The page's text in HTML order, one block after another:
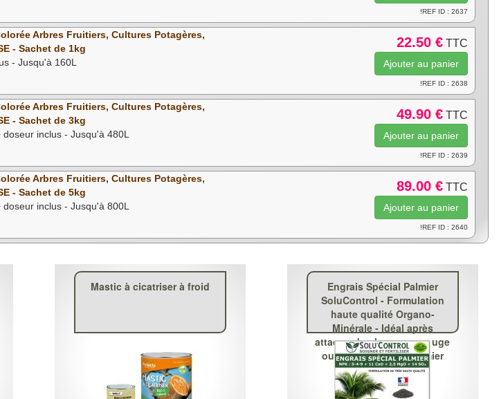
!REF ID : 2637
Arbres Fruitiers, Cultures Potagères,
- Sachet de 1kg
- Jusqu'à 160L
22.50 € TTC
!REF ID : 2638
Arbres Fruitiers, Cultures Potagères,
- Sachet de 3kg
inclus - Jusqu'à 480L
49.90 € TTC
!REF ID : 2639
Arbres Fruitiers, Cultures Potagères,
- Sachet de 5kg
inclus - Jusqu'à 800L
89.00 € TTC
!REF ID : 2640
Mastic à cicatriser à froid
Engrais Spécial Palmier
SoluControl - Formulation
haute qualité Organo-
Minérale - Idéal après
attaque du charançon rouge
ou du papillon du palmier